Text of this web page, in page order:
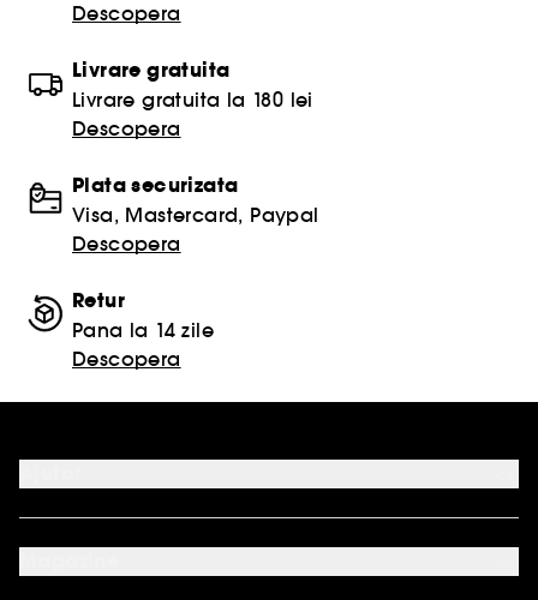
Descopera
Livrare gratuita
Livrare gratuita la 180 lei
Descopera
Plata securizata
Visa, Mastercard, Paypal
Descopera
Retur
Pana la 14 zile
Descopera
ANPC SAL
ANPC SOL